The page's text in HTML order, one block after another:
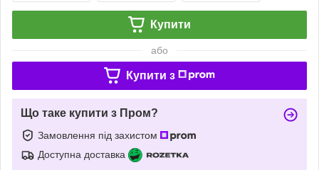
Купити
або
Купити з
Що таке купити з Пром?
Замовлення під захистом
Доступна доставка